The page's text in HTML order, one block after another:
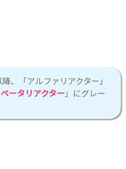
、「アルファリアクター」
ベータリアクター 」にグレー